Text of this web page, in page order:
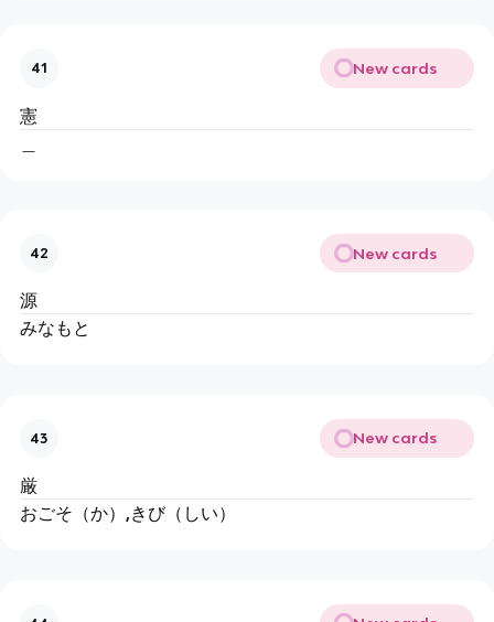
41 New cards
憲
42 New cards
源
みなもと
43 New cards
厳
おごそ（か）,きび（しい）